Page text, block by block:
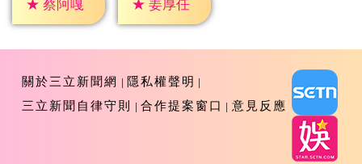
★ 蔡阿嘎 ★ 姜厚任
關於三立新聞網
隱私權聲明
三立新聞自律守則
合作提案窗口 意見反應